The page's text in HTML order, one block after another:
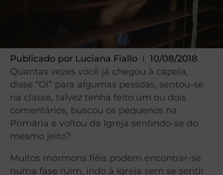
Publicado por Luciana Fiallo
10/08/2018
Quantas vezes você já chegou à capela,
disse “Oi” para algumas pessoas, sentou-se
na classe, talvez tenha feito um ou dois
comentários, buscou os pequenos na
Primária e voltou da Igreja sentindo-se do
mesmo jeito?
Muitos mórmons fiéis podem encontrar-se
numa fase ruim, indo à Igreja sem se sentir